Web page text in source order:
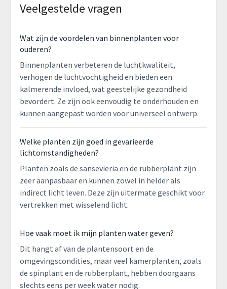
Veelgestelde vragen
Wat zijn de voordelen van binnenplanten voor
ouderen?
Binnenplanten verbeteren de luchtkwaliteit,
verhogen de luchtvochtigheid en bieden een
kalmerende invloed, wat geestelijke gezondheid
bevordert. Ze zijn ook eenvoudig te onderhouden en
kunnen aangepast worden voor universeel ontwerp.
Welke planten zijn goed in gevarieerde
lichtomstandigheden?
Planten zoals de sansevieria en de rubberplant zijn
zeer aanpasbaar en kunnen zowel in helder als
indirect licht leven. Deze zijn uitermate geschikt voor
vertrekken met wisselend licht.
Hoe vaak moet ik mijn planten water geven?
Dit hangt af van de plantensoort en de
omgevingscondities, maar veel kamerplanten, zoals
de spinplant en de rubberplant, hebben doorgaans
slechts eens per week water nodig.